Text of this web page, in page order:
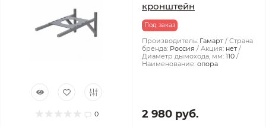
0
кронштейн
Под заказ
Производитель: Гамарт
Страна
бренда: Россия Акция: нет
Диаметр дымохода, мм: 110
Наименование: опора
2 980 руб.